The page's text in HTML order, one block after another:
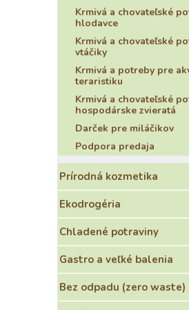
Krmivá a chovateľské
hlodavce
Krmivá a chovateľské
vtáčiky
Krmivá a potreby pre
teraristiku
Krmivá a chovateľské
hospodárske zvieratá
Darček pre miláčikov
Podpora predaja
Prírodná kozmetika
Ekodrogéria
Chladené potraviny
Gastro a veľké balenia
Bez odpadu (zero waste)